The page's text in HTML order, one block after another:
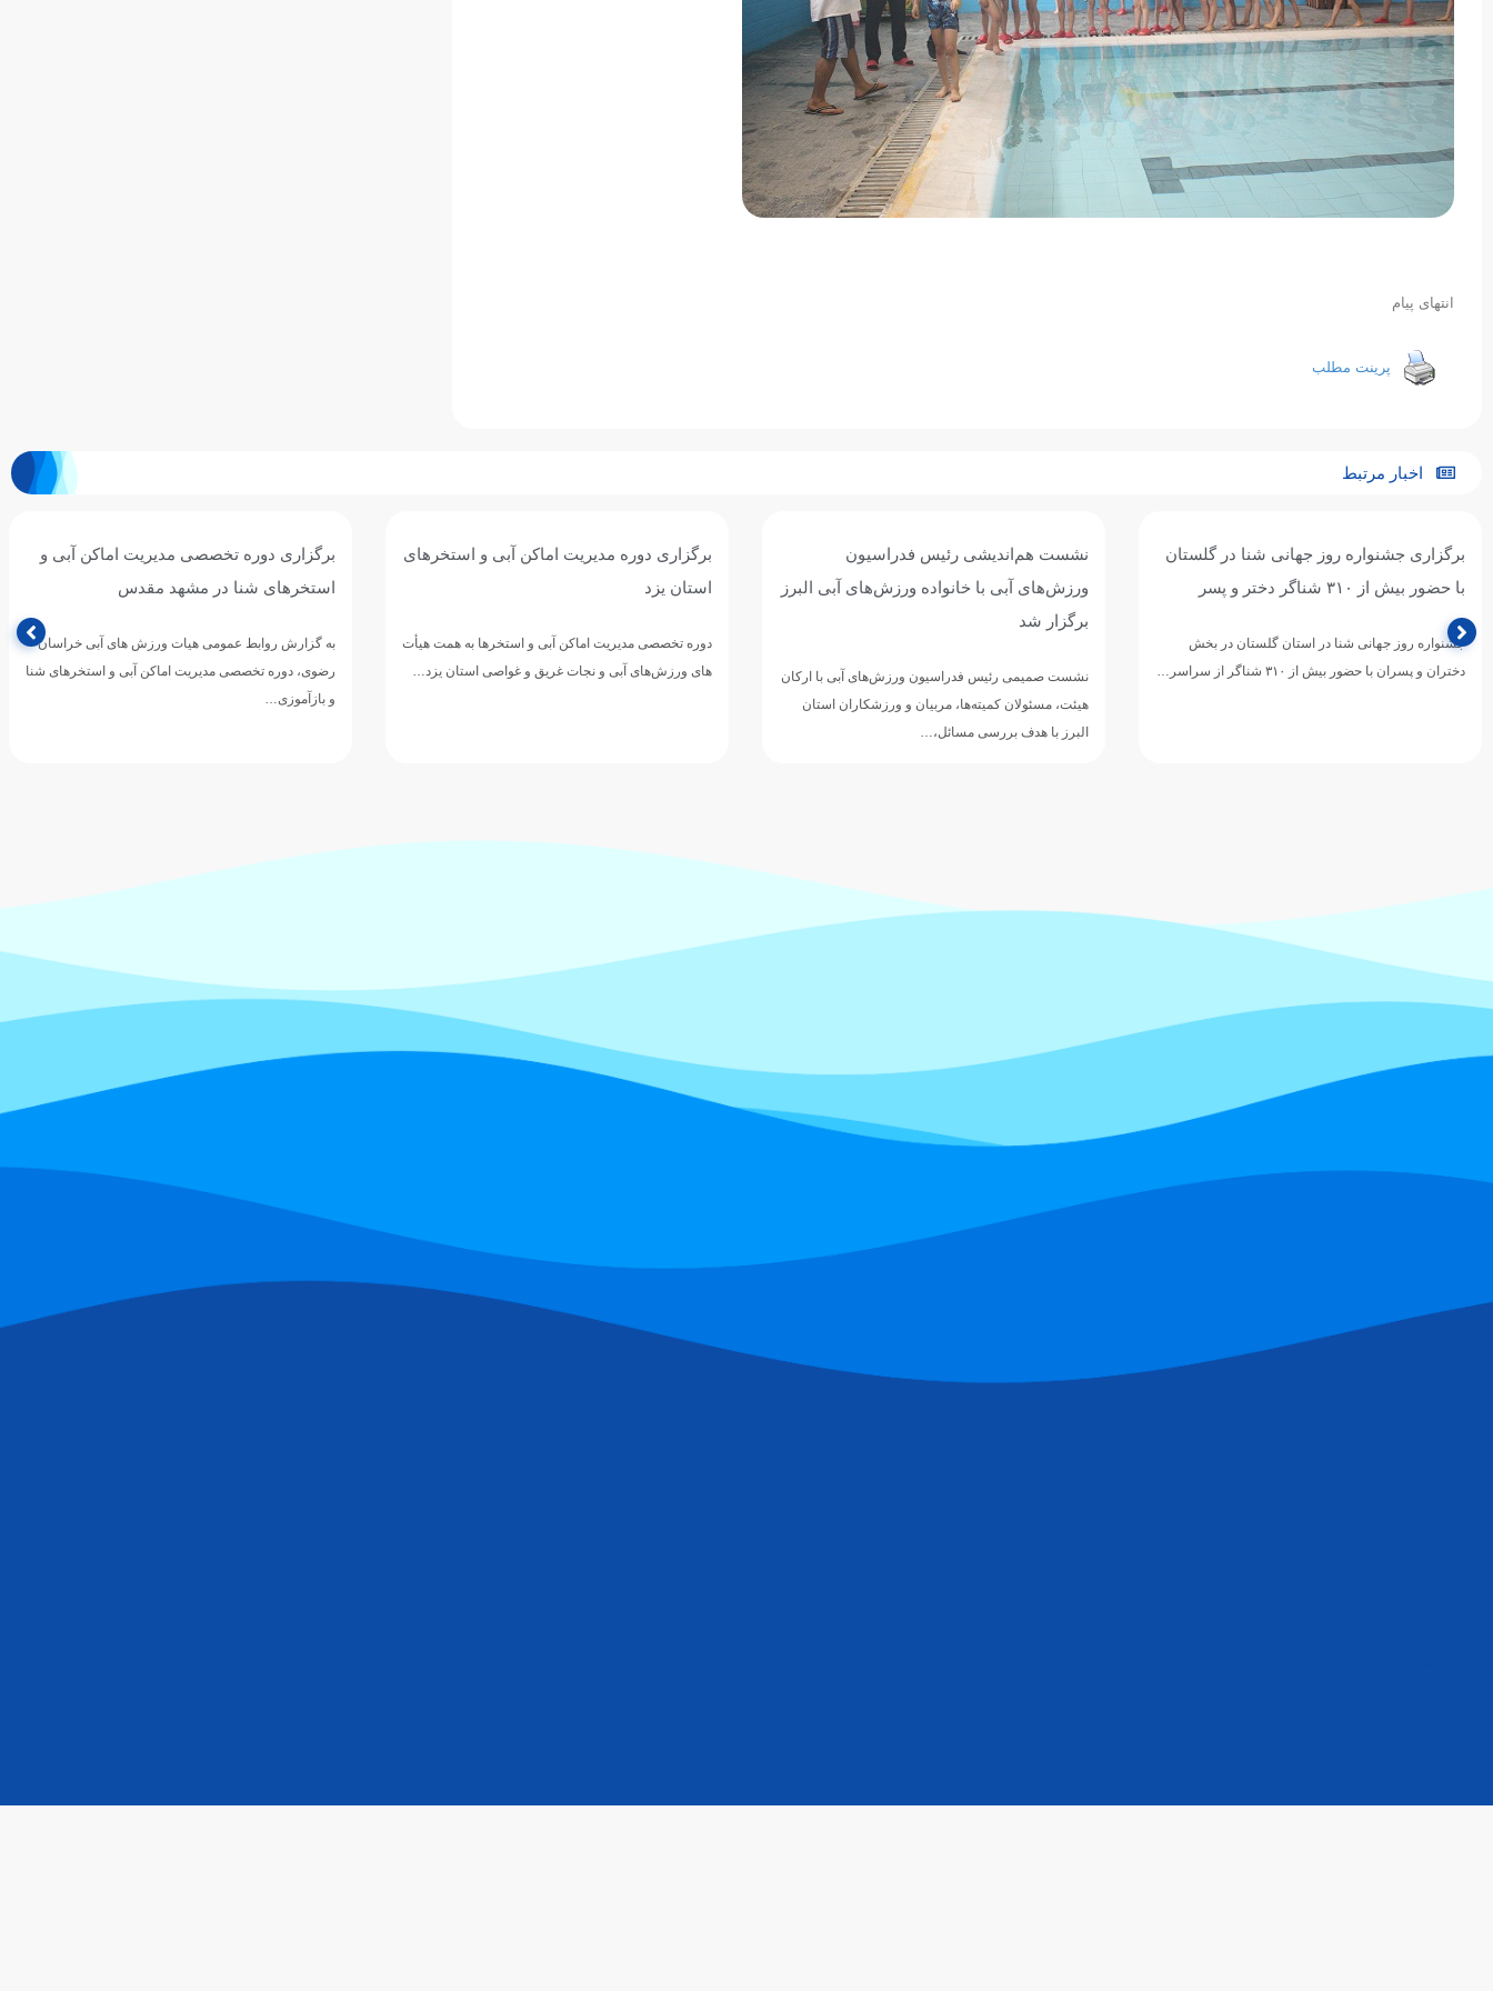
انتهای پیام
پرینت مطلب
اخبار مرتبط
برگزاری جشنواره روز جهانی شنا در گلستان
با حضور بیش از ۳۱۰ شناگر دختر و پسر
جشنواره روز جهانی شنا در استان گلستان در بخش
دختران و پسران با حضور بیش از ۳۱۰ شناگر از سراسر…
نشست هم‌اندیشی رئیس فدراسیون
ورزش‌های آبی با خانواده ورزش‌های آبی البرز
برگزار شد
نشست صمیمی رئیس فدراسیون ورزش‌های آبی با ارکان
هیئت، مسئولان کمیته‌ها، مربیان و ورزشکاران استان
البرز با هدف بررسی مسائل،…
برگزاری دوره مدیریت اماکن آبی و استخرهای
استان یزد
دوره تخصصی مدیریت اماکن آبی و استخرها به همت هیأت
های ورزش‌های آبی و نجات غریق و غواصی استان یزد…
برگزاری دوره تخصصی مدیریت اماکن آبی و
استخرهای شنا در مشهد مقدس
به گزارش روابط‌ عمومی هیات ورزش های آبی خراسان
رضوی، دوره تخصصی مدیریت اماکن آبی و استخرهای شنا
و بازآموزی…